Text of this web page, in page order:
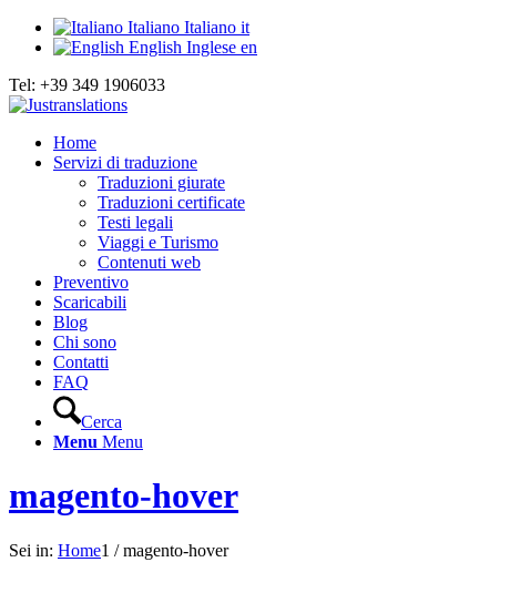
Italiano Italiano it
English Inglese en
Tel: +39 349 1906033
Home
Servizi di traduzione
Traduzioni giurate
Traduzioni certificate
Testi legali
Viaggi e Turismo
Contenuti web
Preventivo
Scaricabili
Blog
Chi sono
Contatti
FAQ
Cerca
Menu Menu
magento-hover
Sei in: Home1 / magento-hover